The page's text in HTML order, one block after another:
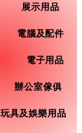
展示用品
電腦及配件
電子用品
辦公室傢俱
玩具及娛樂用品